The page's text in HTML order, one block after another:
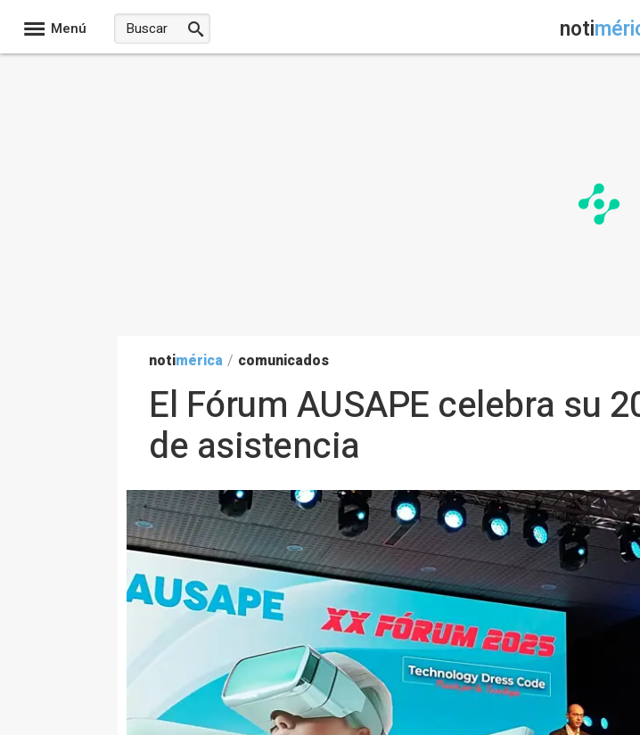
Menú noti
notimérica / comunicados
El Fórum AUSAPE celebra su
de asistencia